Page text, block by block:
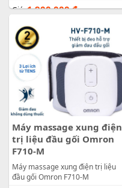
Giá:1.900.000đ
Máy massage xung điện
trị liệu đầu gối Omron
F710-M
Máy massage xung điện trị liệu
đầu gối Omron F710-M